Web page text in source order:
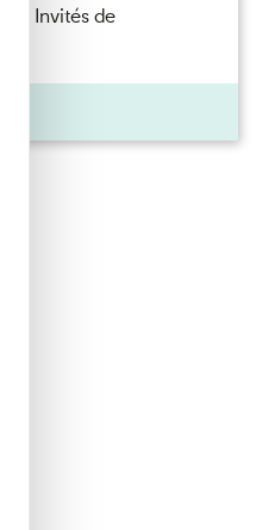
Invités de